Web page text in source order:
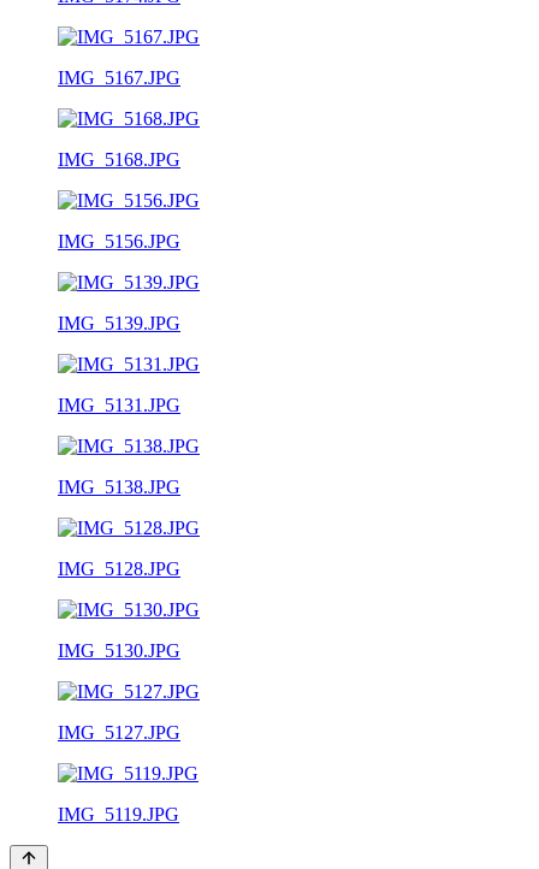
IMG_5167.JPG
IMG_5168.JPG
IMG_5156.JPG
IMG_5139.JPG
IMG_5131.JPG
IMG_5138.JPG
IMG_5128.JPG
IMG_5130.JPG
IMG_5127.JPG
IMG_5119.JPG